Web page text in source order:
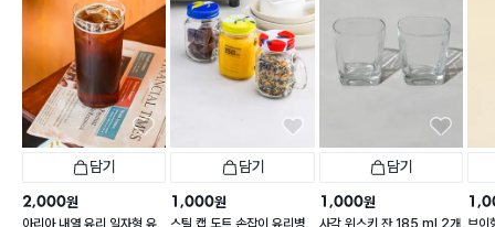
담기
2,000원
아리아 내열 유리 일자형 유
담기
1,000원
스틸 캡 도트 손잡이 유리병
담기
1,000원
사각 위스키 잔 185 ml 2개 브